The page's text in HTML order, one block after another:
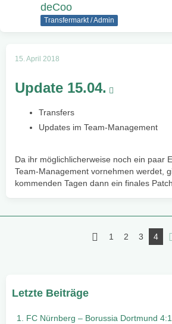
deCoo
Transfermarkt / Admin
15. April 2018
Update 15.04.
Transfers
Updates im Team-Management
Da ihr möglichlicherweise noch ein paar
Team-Management vornehmen werdet,
kommenden Tagen dann ein finales
1 2 3 4
Letzte Beiträge
1. FC Nürnberg – Borussia Dortmund 4:1